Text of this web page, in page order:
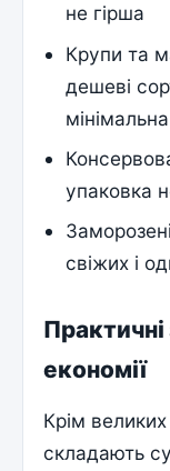
не гірша
Крупи та
дешеві
мінімальна
упаковка
свіжих і
економії
Крім великих
складають